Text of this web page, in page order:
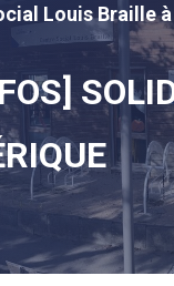
Louis Braille